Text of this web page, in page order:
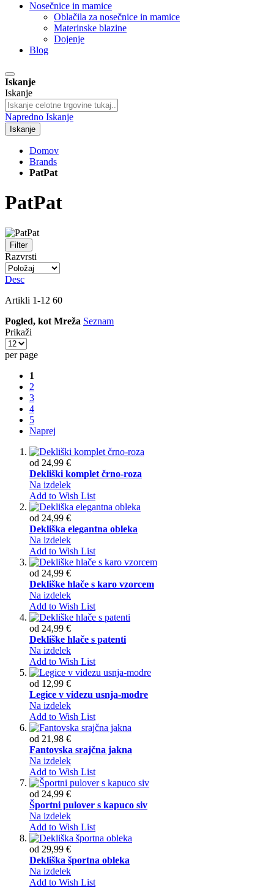
Nosečnice in mamice
Oblačila za nosečnice in mamice
Materinske blazine
Dojenje
Blog
Iskanje
Iskanje
Napredno Iskanje
Iskanje
Domov
Brands
PatPat
PatPat
Filter
Razvrsti
Desc
Artikli 1-12 60
Pogled, kot Mreža Seznam
Prikaži
per page
1
2
3
4
5
Naprej
od 24,99 €
Dekliški komplet črno-roza
Na izdelek
Add to Wish List
od 24,99 €
Dekliška elegantna obleka
Na izdelek
Add to Wish List
od 24,99 €
Dekliške hlače s karo vzorcem
Na izdelek
Add to Wish List
od 24,99 €
Dekliške hlače s patenti
Na izdelek
Add to Wish List
od 12,99 €
Legice v videzu usnja-modre
Na izdelek
Add to Wish List
od 21,98 €
Fantovska srajčna jakna
Na izdelek
Add to Wish List
od 24,99 €
Športni pulover s kapuco siv
Na izdelek
Add to Wish List
od 29,99 €
Dekliška športna obleka
Na izdelek
Add to Wish List